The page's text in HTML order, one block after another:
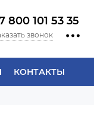
800 101 53 35
звонок
КОНТАКТЫ